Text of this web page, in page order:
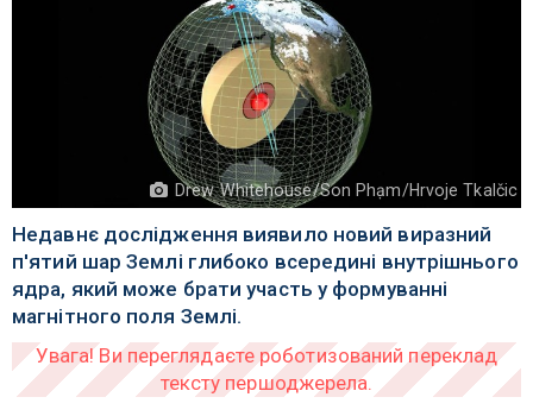
Drew Whitehouse/Son Phạm/Hrvoje Tkalčic
Недавнє дослідження виявило новий виразний
п'ятий шар Землі глибоко всередині внутрішнього
ядра, який може брати участь у формуванні
магнітного поля Землі.